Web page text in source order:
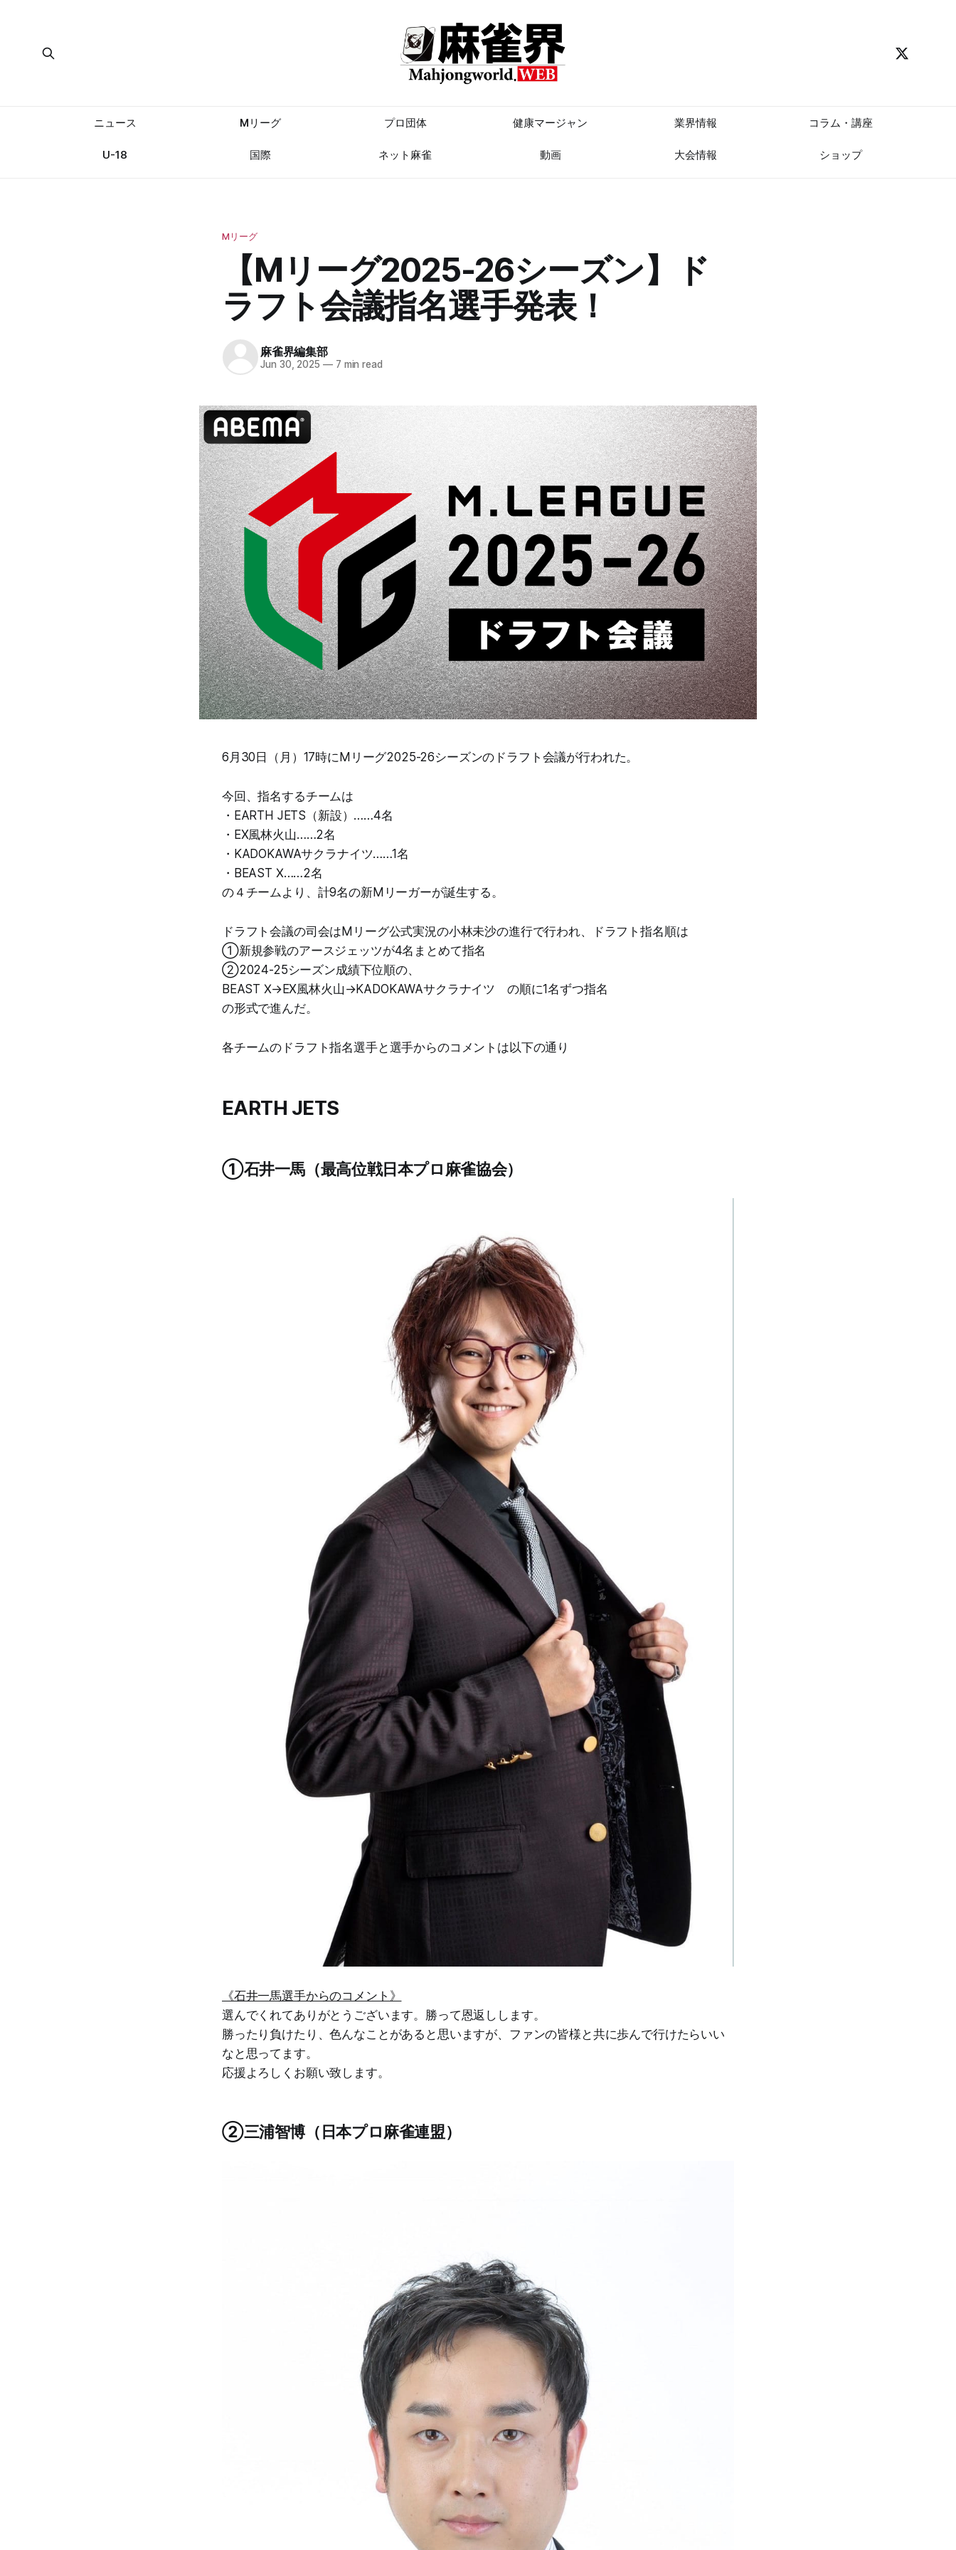
ニュース Mリーグ プロ団体 健康マージャン 業界情報 コラム・講座
U-18 国際 ネット麻雀 動画 大会情報 ショップ
Mリーグ
【Mリーグ2025-26シーズン】ド
ラフト会議指名選手発表！
麻雀界編集部
Jun 30, 2025 —7 min read
6月30日（月）17時にMリーグ2025-26シーズンのドラフト会議が行われた。
今回、指名するチームは
・EARTH JETS（新設）……4名
・EX風林火山……2名
・KADOKAWAサクラナイツ……1名
・BEAST Ⅹ……2名
の４チームより、計9名の新Mリーガーが誕生する。
ドラフト会議の司会はMリーグ公式実況の小林未沙の進行で行われ、ドラフト指名順は
①新規参戦のアースジェッツが4名まとめて指名
②2024-25シーズン成績下位順の、
BEAST Ⅹ→EX風林火山→KADOKAWAサクラナイツ の順に1名ずつ指名
の形式で進んだ。
各チームのドラフト指名選手と選手からのコメントは以下の通り
EARTH JETS
①石井一馬（最高位戦日本プロ麻雀協会）
《石井一馬選手からのコメント》
選んでくれてありがとうございます。勝って恩返しします。
勝ったり負けたり、色んなことがあると思いますが、ファンの皆様と共に歩んで行けたらいい
なと思ってます。
応援よろしくお願い致します。
②三浦智博（日本プロ麻雀連盟）